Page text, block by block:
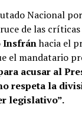
Nacional
de las
hacia el
el mandatario
acusar al
respeta la
legislativo”.